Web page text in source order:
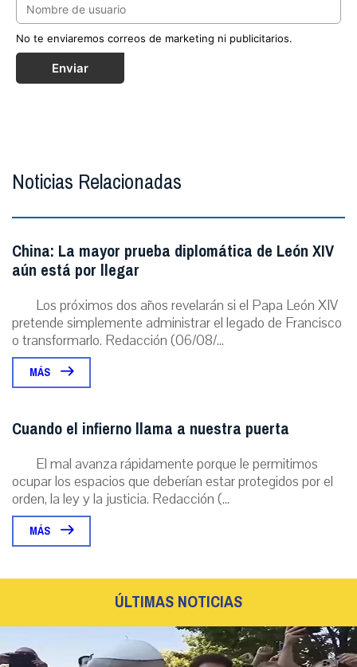
No te enviaremos correos de marketing ni publicitarios.
Enviar
Noticias Relacionadas
China: La mayor prueba diplomática de León XIV
aún está por llegar
Los próximos dos años revelarán si el Papa León XIV
pretende simplemente administrar el legado de Francisco
o transformarlo. Redacción (06/08/...
MÁS
Cuando el infierno llama a nuestra puerta
El mal avanza rápidamente porque le permitimos
ocupar los espacios que deberían estar protegidos por el
orden, la ley y la justicia. Redacción (...
MÁS
ÚLTIMAS NOTICIAS